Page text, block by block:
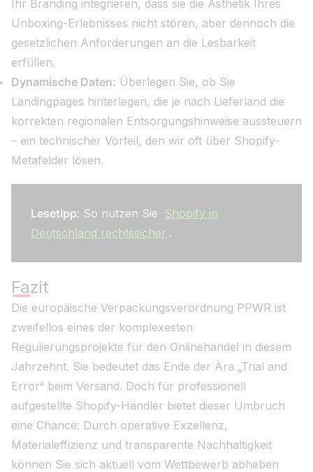
Ihr Branding integrieren, dass sie die Ästhetik Ihres
Unboxing-Erlebnisses nicht stören, aber dennoch die
gesetzlichen Anforderungen an die Lesbarkeit
erfüllen.
Dynamische Daten: Überlegen Sie, ob Sie
Landingpages hinterlegen, die je nach Lieferland die
korrekten regionalen Entsorgungshinweise aussteuern
– ein technischer Vorteil, den wir oft über Shopify-
Metafelder lösen.
Lesetipp: So nutzen Sie Shopify in
Deutschland rechtssicher .
Fazit
Die europäische Verpackungsverordnung PPWR ist
zweifellos eines der komplexesten
Regulierungsprojekte für den Onlinehandel in diesem
Jahrzehnt. Sie bedeutet das Ende der Ära „Trial and
Error“ beim Versand. Doch für professionell
aufgestellte Shopify-Händler bietet dieser Umbruch
eine Chance: Durch operative Exzellenz,
Materialeffizienz und transparente Nachhaltigkeit
können Sie sich aktuell vom Wettbewerb abheben